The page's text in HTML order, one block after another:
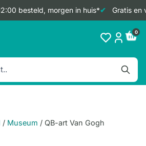
besteld, morgen in huis* Gratis en
0
/ Museum / QB-art Van Gogh